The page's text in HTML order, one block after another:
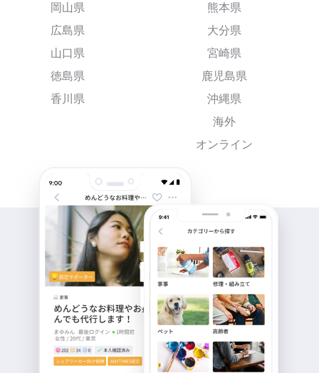
岡山県
広島県
山口県
徳島県
香川県
熊本県
大分県
宮崎県
鹿児島県
沖縄県
海外
オンライン